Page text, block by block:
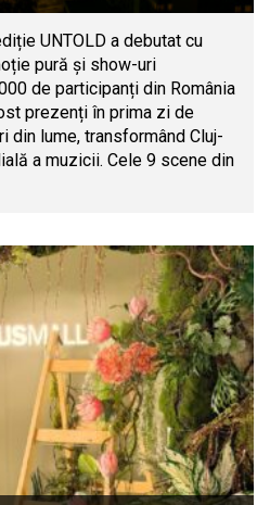
UNTOLD a debutat cu
pură și show-uri
de participanți din România
prezenți în prima zi de
din lume, transformând Cluj-
a muzicii. Cele 9 scene din